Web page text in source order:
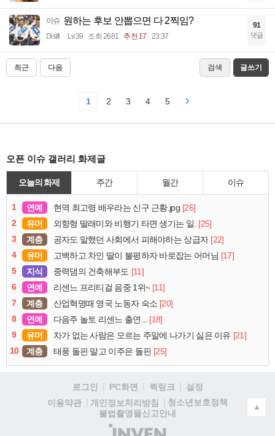
이슈 원하는 후보 안뽑으면 다 2찍임?
Disifi Lv.39 조회 2681 추천 17 23:37
91
댓글
최근 다음 검색 글쓰기
1 2 3 4 5
오픈 이슈 갤러리 화제글
오늘의 화제 주간 월간 이슈
1 연예 현역 최고령 배우라는 신구 근황.jpg [26]
2
유머 외향형 딸래미와 비행기 타면 생기는 일. [25]
3
계층 공자도 말했던 사회에서 피해야하는 상급자 [22]
4
유머 고백하고 차인 딸이 불평하자 바로잡는 어머님 [17]
5
지식 중력댐의 건축해부도 [11]
6
연예 리센느 프리티걸 음중 1위~ [11]
7
계층 산업혁명때 영국 노동자 숙소 [20]
8
연예 다음주 놀토 리센느 출연...
[18]
9
유머 차가 없는 사람은 모르는 주말에 나가기 싫은 이유 [21]
10
계층 태풍 돌핀 말고 이주은 돌핀 [25]
로그인 PC화면 퀵링크
설정
이용약관
개인정보처리방침
청소년보호정책
불법촬영물신고안내
(주)
▲